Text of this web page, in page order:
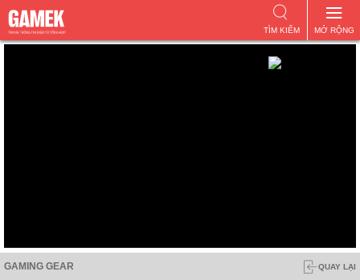
MỞ RỘNG
TÌM KIẾM
GAMING GEAR QUAY LẠI